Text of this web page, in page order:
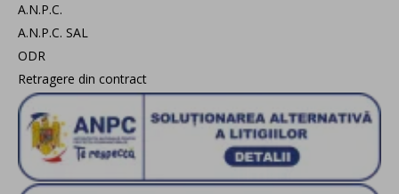
A.N.P.C.
A.N.P.C. SAL
ODR
Retragere din contract